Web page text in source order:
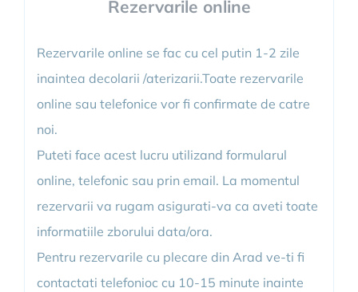
Rezervarile online
Rezervarile online se fac cu cel putin 1-2 zile
inaintea decolarii /aterizarii.Toate rezervarile
online sau telefonice vor fi confirmate de catre
noi.
Puteti face acest lucru utilizand formularul
online, telefonic sau prin email. La momentul
rezervarii va rugam asigurati-va ca aveti toate
informatiile zborului data/ora.
Pentru rezervarile cu plecare din Arad ve-ti fi
contactati telefonioc cu 10-15 minute inainte